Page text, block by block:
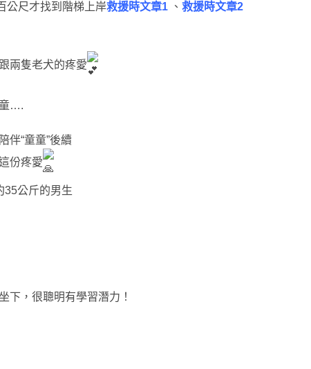
公尺才找到階梯上岸救援時文章1 、 救援時文章2
兩隻老犬的疼愛
童….
伴“童童”後續
份疼愛
35公斤的男生
下，很聰明有學習潛力！